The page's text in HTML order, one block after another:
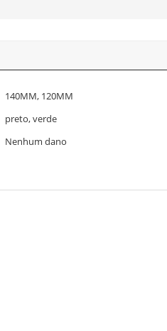
140MM, 120MM
preto, verde
Nenhum dano